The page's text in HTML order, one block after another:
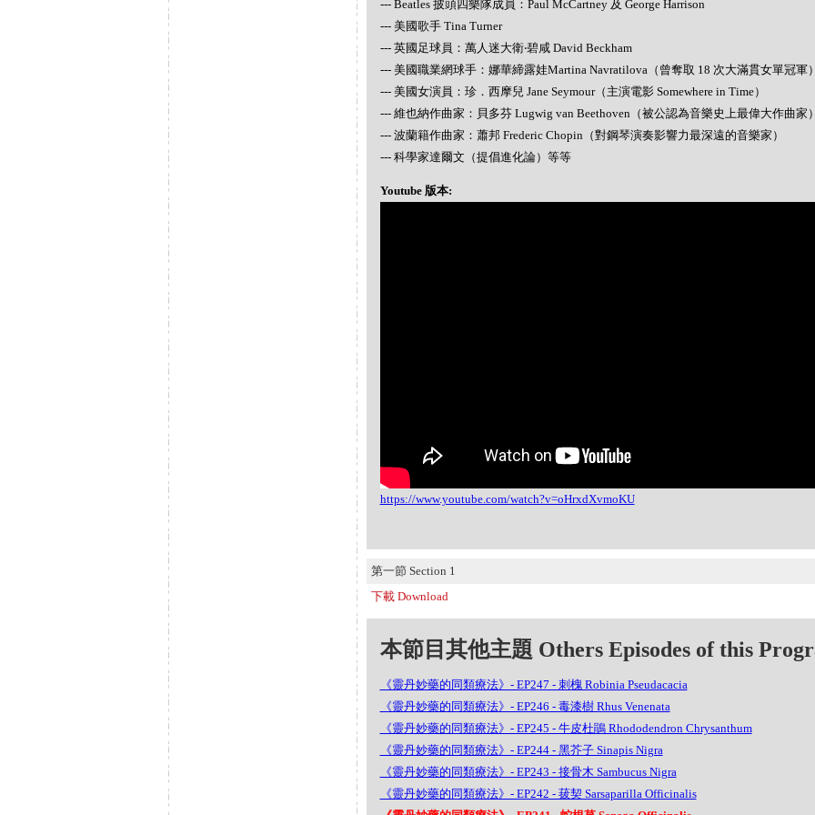
--- Beatles 披頭四樂隊成員：Paul McCartney 及 George Harrison
--- 美國歌手 Tina Turner
--- 英國足球員：萬人迷大衛‧碧咸 David Beckham
--- 美國職業網球手：娜華締露娃Martina Navratilova（曾奪取 18 次大滿貫女單冠軍
--- 美國女演員：珍．西摩兒 Jane Seymour（主演電影 Somewhere in Time）
--- 維也納作曲家：貝多芬 Lugwig van Beethoven（被公認為音樂史上最偉大作曲家
--- 波蘭籍作曲家：蕭邦 Frederic Chopin（對鋼琴演奏影響力最深遠的音樂家）
--- 科學家達爾文（提倡進化論）等等
Youtube 版本:
https://www.youtube.com/watch?v=oHrxdXvmoKU
第一節 Section 1
下載 Download
本節目其他主題 Others Episodes of this
《靈丹妙藥的同類療法》- EP247 - 刺槐 Robinia Pseudacacia
《靈丹妙藥的同類療法》- EP246 - 毒漆樹 Rhus Venenata
《靈丹妙藥的同類療法》- EP245 - 牛皮杜鵑 Rhododendron Chrysanthum
《靈丹妙藥的同類療法》- EP244 - 黑芥子 Sinapis Nigra
《靈丹妙藥的同類療法》- EP243 - 接骨木 Sambucus Nigra
《靈丹妙藥的同類療法》- EP242 - 菝契 Sarsaparilla Officinalis